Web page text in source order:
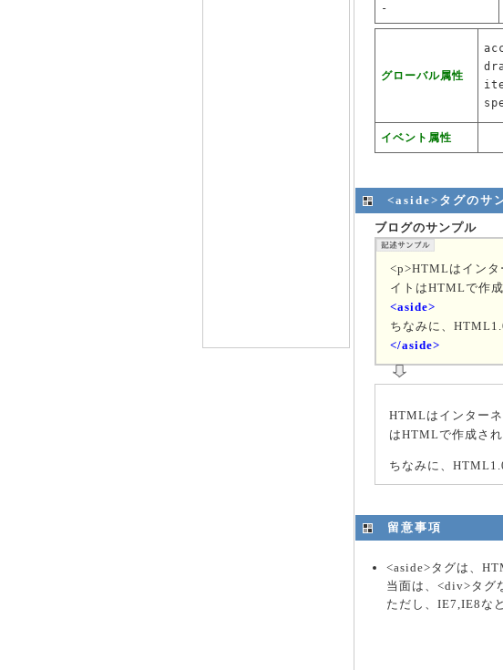
-
グローバル属性
イベント属性
<aside>タグのサ
ブログのサンプル
<p>HTMLはインタ
イトはHTMLで作
<aside>
ちなみに、
</aside>
HTMLはインター
はHTMLで作成さ
ちなみに、
留意事項
<aside>タグは、
当面は、<div>タグ
ただし、IE7,IE8な